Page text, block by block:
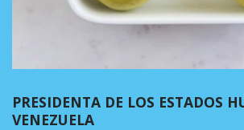
PRESIDENTA DE LOS ESTADOS
VENEZUELA